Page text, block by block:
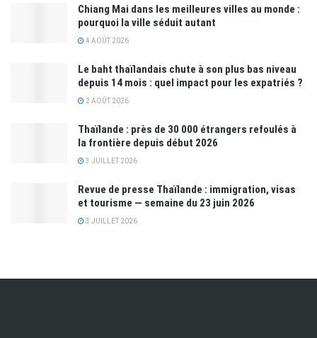
Chiang Mai dans les meilleures villes au monde :
pourquoi la ville séduit autant
4 AOÛT 2026
Le baht thaïlandais chute à son plus bas niveau
depuis 14 mois : quel impact pour les expatriés ?
2 AOÛT 2026
Thaïlande : près de 30 000 étrangers refoulés à
la frontière depuis début 2026
3 JUILLET 2026
Revue de presse Thaïlande : immigration, visas
et tourisme — semaine du 23 juin 2026
3 JUILLET 2026